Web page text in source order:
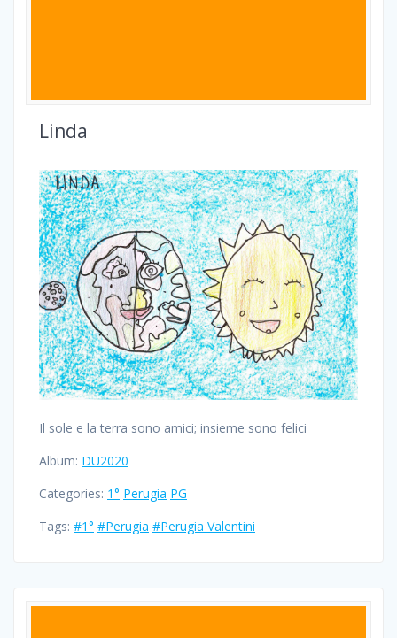
Linda
Il sole e la terra sono amici; insieme sono felici
Album: DU2020
Categories: 1° Perugia PG
Tags: #1° #Perugia #Perugia Valentini